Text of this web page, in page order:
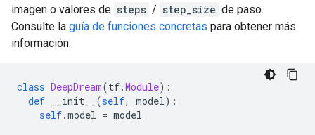
imagen o valores de steps / step_size de paso.
Consulte la guía de funciones concretas para obtener más
información.
class DeepDream(tf.Module):
def __init__ (self, model ):
self.model = model